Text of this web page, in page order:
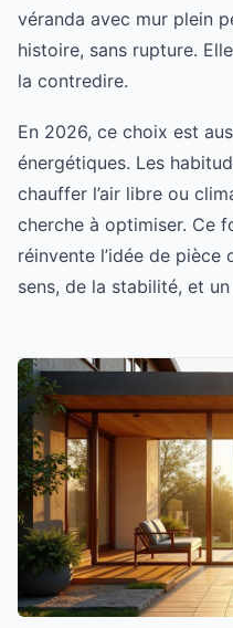
véranda avec mur plein
histoire, sans rupture.
la contredire.
En 2026, ce choix est
énergétiques. Les
chauffer l’air libre ou
cherche à optimiser. Ce
réinvente l’idée de
sens, de la stabilité, et